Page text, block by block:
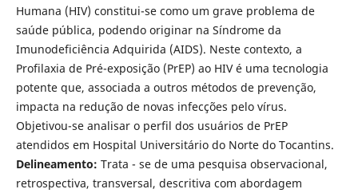
Humana (HIV) constitui-se como um grave problema de
saúde pública, podendo originar na Síndrome da
Imunodeficiência Adquirida (AIDS). Neste contexto, a
Profilaxia de Pré-exposição (PrEP) ao HIV é uma tecnologia
potente que, associada a outros métodos de prevenção,
impacta na redução de novas infecções pelo vírus.
Objetivou-se analisar o perfil dos usuários de PrEP
atendidos em Hospital Universitário do Norte do Tocantins.
Delineamento: Trata - se de uma pesquisa observacional,
retrospectiva, transversal, descritiva com abordagem